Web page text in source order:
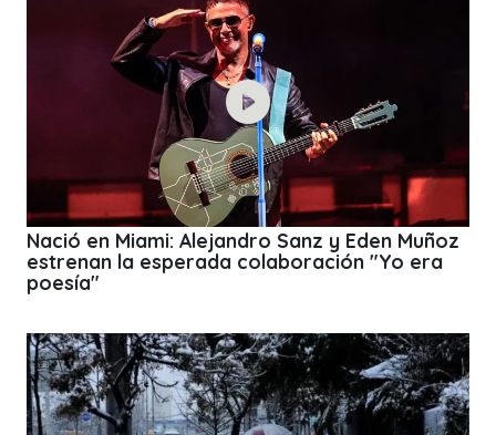
Nació en Miami: Alejandro Sanz y Eden Muñoz
estrenan la esperada colaboración "Yo era
poesía"